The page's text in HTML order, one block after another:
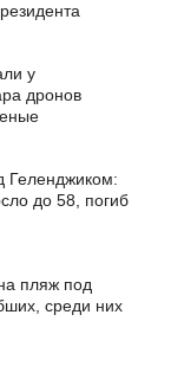
у
дронов
Геленджиком:
до 58, погиб
пляж под
среди них